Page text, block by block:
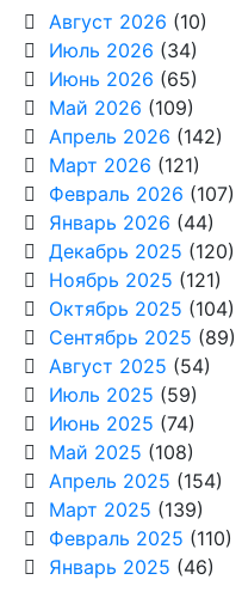
Август 2026 (10)
Июль 2026 (34)
Июнь 2026 (65)
Май 2026 (109)
Апрель 2026 (142)
Март 2026 (121)
Февраль 2026 (107)
Январь 2026 (44)
Декабрь 2025 (120)
Ноябрь 2025 (121)
Октябрь 2025 (104)
Сентябрь 2025 (89)
Август 2025 (54)
Июль 2025 (59)
Июнь 2025 (74)
Май 2025 (108)
Апрель 2025 (154)
Март 2025 (139)
Февраль 2025 (110)
Январь 2025 (46)